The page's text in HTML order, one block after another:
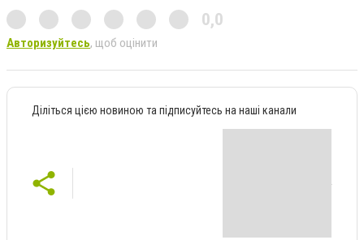
0,0
Авторизуйтесь, щоб оцінити
Діліться цією новиною та підписуйтесь на наші канали